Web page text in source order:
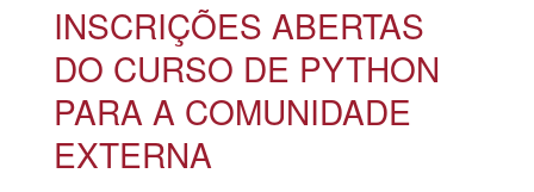
INSCRIÇÕES ABERTAS
DO CURSO DE PYTHON
PARA A COMUNIDADE
EXTERNA